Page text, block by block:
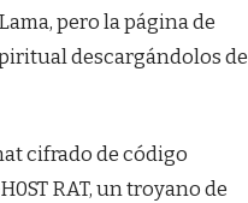
pero la página de
descargándolos de
cifrado de código
RAT, un troyano de